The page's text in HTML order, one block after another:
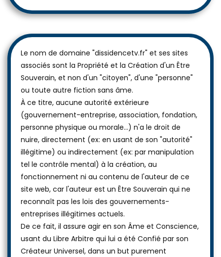
Le nom de domaine "dissidencetv.fr" et ses sites
associés sont la Propriété et la Création d'un Être
Souverain, et non d'un "citoyen", d'une "personne"
ou toute autre fiction sans âme.
À ce titre, aucune autorité extérieure
(gouvernement-entreprise, association, fondation,
personne physique ou morale...) n'a le droit de
nuire, directement (ex: en usant de son "autorité"
illégitime) ou indirectement (ex: par manipulation
tel le contrôle mental) à la création, au
fonctionnement ni au contenu de l'auteur de ce
site web, car l'auteur est un Être Souverain qui ne
reconnaît pas les lois des gouvernements-
entreprises illégitimes actuels.
De ce fait, il assure agir en son Âme et Conscience,
usant du Libre Arbitre qui lui a été Confié par son
Créateur Universel, dans un but purement